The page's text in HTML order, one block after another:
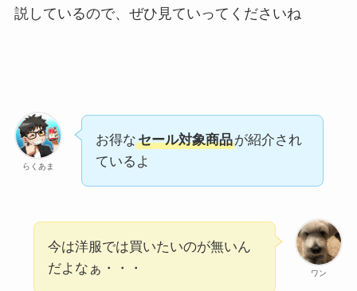
説しているので、ぜひ見ていってくださいね
らくあま
お得なセール対象商品が紹介され
ているよ
ワン
今は洋服では買いたいのが無いん
だよなぁ・・・